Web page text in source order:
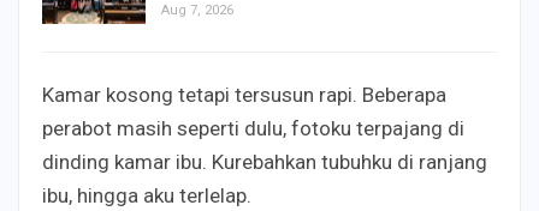
Aug 7, 2026
Kamar kosong tetapi tersusun rapi. Beberapa
perabot masih seperti dulu, fotoku terpajang di
dinding kamar ibu. Kurebahkan tubuhku di ranjang
ibu, hingga aku terlelap.